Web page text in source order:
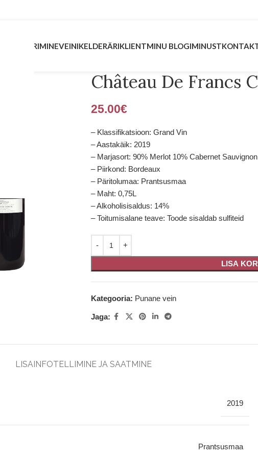
INVESTEERIMINEVEINIKELDERÄRIKLIENTMINU BLOGIMINUST
Château De Francs
25.00€
– Klassifikatsioon: Grand Vin
– Aastakäik: 2019
– Marjasort: 90% Merlot 10% Cabernet Sauvignon
– Piirkond: Bordeaux
– Päritolumaa: Prantsusmaa
– Maht: 0,75L
– Alkoholisisaldus: 14%
– Toitumisalane teave: Toode sisaldab sulfiteid
LISA
Kategooria: Punane vein
Jaga:
LISAINFOTELLIMINE JA SAATMINE
2019
Prantsusmaa